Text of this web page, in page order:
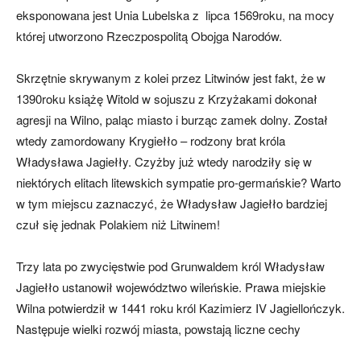
eksponowana jest Unia Lubelska z lipca 1569roku, na mocy
której utworzono Rzeczpospolitą Obojga Narodów.
Skrzętnie skrywanym z kolei przez Litwinów jest fakt, że w
1390roku książę Witold w sojuszu z Krzyżakami dokonał
agresji na Wilno, paląc miasto i burząc zamek dolny. Został
wtedy zamordowany Krygiełło – rodzony brat króla
Władysława Jagiełły. Czyżby już wtedy narodziły się w
niektórych elitach litewskich sympatie pro-germańskie? Warto
w tym miejscu zaznaczyć, że Władysław Jagiełło bardziej
czuł się jednak Polakiem niż Litwinem!
Trzy lata po zwycięstwie pod Grunwaldem król Władysław
Jagiełło ustanowił województwo wileńskie. Prawa miejskie
Wilna potwierdził w 1441 roku król Kazimierz IV Jagiellończyk.
Następuje wielki rozwój miasta, powstają liczne cechy